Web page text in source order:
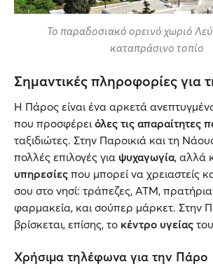
Το παραδοσιακό ορεινό χωριό
καταπράσινο τοπίο
Σημαντικές πληροφορίες για
Η Πάρος είναι ένα αρκετά
που προσφέρει όλες τις απαραίτητες
ταξιδιώτες. Στην Παροικιά και τη
πολλές επιλογές για ψυχαγωγία, αλλά
υπηρεσίες που μπορεί να χρειαστείς
σου στο νησί: τράπεζες, ΑΤΜ, πρατήρια
φαρμακεία, και σούπερ μάρκετ. Στην
βρίσκεται, επίσης, το κέντρο υγείας
Χρήσιμα τηλέφωνα για την Πάρο